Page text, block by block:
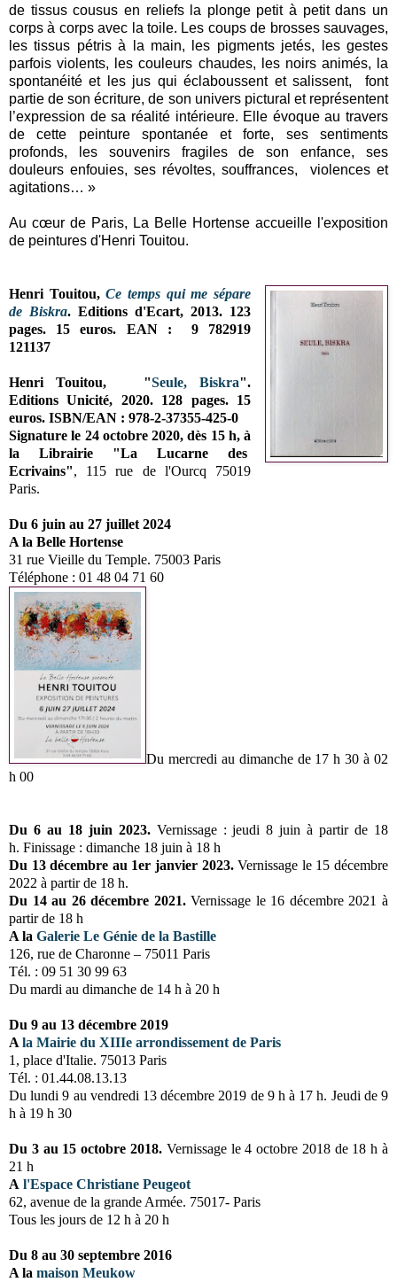
de tissus cousus en reliefs la plonge petit à petit dans un
corps à corps avec la toile. Les coups de brosses sauvages,
les tissus pétris à la main, les pigments jetés, les gestes
parfois violents, les couleurs chaudes, les noirs animés, la
spontanéité et les jus qui éclaboussent et salissent, font
partie de son écriture, de son univers pictural et représentent
l’expression de sa réalité intérieure. Elle évoque au travers
de cette peinture spontanée et forte, ses sentiments
profonds, les souvenirs fragiles de son enfance, ses
douleurs enfouies, ses révoltes, souffrances, violences et
agitations… »
Au cœur de Paris, La Belle Hortense accueille l'exposition
de peintures d'Henri Touitou.
Henri Touitou,Ce temps qui me sépare
de Biskra. Editions d'Ecart, 2013. 123
pages. 15 euros. EAN : 9 782919
121137
Henri Touitou, "Seule, Biskra".
Editions Unicité, 2020. 128 pages. 15
euros. ISBN/EAN : 978-2-37355-425-0
Signature le 24 octobre 2020, dès 15 h, à
la Librairie "La Lucarne des
Ecrivains", 115 rue de l'Ourcq 75019
Paris.
Du 6 juin au 27 juillet 2024
A la Belle Hortense
31 rue Vieille du Temple. 75003 Paris
Téléphone : 01 48 04 71 60
Du mercredi au dimanche de 17 h 30 à 02
h 00
Du 6 au 18 juin 2023. Vernissage : jeudi 8 juin à partir de 18
h. Finissage : dimanche 18 juin à 18 h
Du 13 décembre au 1er janvier 2023.Vernissage le 15 décembre
2022 à partir de 18 h.
Du 14 au 26 décembre 2021.Vernissage le 16 décembre 2021 à
partir de 18 h
A la Galerie Le Génie de la Bastille
126, rue de Charonne – 75011 Paris
Tél. : 09 51 30 99 63
Du mardi au dimanche de 14 h à 20 h
Du 9 au 13 décembre 2019
A la Mairie du XIIIe arrondissement de Paris
1, place d'Italie. 75013 Paris
Tél. : 01.44.08.13.13
Du lundi 9 au vendredi 13 décembre 2019 de 9 h à 17 h. Jeudi de 9
h à 19 h 30
Du 3 au 15 octobre 2018. Vernissage le 4 octobre 2018 de 18 h à
21 h
A l'Espace Christiane Peugeot
62, avenue de la grande Armée. 75017- Paris
Tous les jours de 12 h à 20 h
Du 8 au 30 septembre 2016
A la maison Meukow